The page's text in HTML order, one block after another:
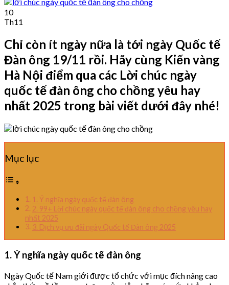
10
Th11
Chỉ còn ít ngày nữa là tới ngày Quốc tế
Đàn ông 19/11 rồi. Hãy cùng Kiến vàng
Hà Nội điểm qua các Lời chúc ngày
quốc tế đàn ông cho chồng yêu hay
nhất 2025 trong bài viết dưới đây nhé!
Mục lục
1. Ý nghĩa ngày quốc tế đàn ông
2. 99+ Lời chúc ngày quốc tế đàn ông cho chồng yêu hay
nhất 2025
3. Dịch vụ ưu đãi ngày Quốc tế Đàn ông 2025
1. Ý nghĩa ngày quốc tế đàn ông
Ngày Quốc tế Nam giới được tổ chức với mục đích nâng cao